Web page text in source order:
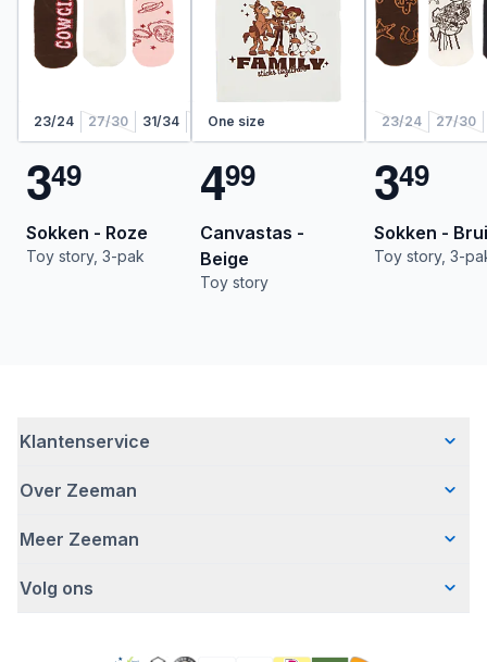
23/24 27/30 31/34 35/38
349
Sokken - Roze
Toy story, 3-pak
One size
499
Canvastas -
Beige
Toy story
23/24 27/30
349
Sokken -
Toy story, 3-
Klantenservice
Veelgestelde vragen
Bezorgen
Retourneren
Over Zeeman
Wie wij zijn
Hoe wij verantwoord ondernemen
Meer Zeeman
Veiligheidswaarschuwing
Volg ons